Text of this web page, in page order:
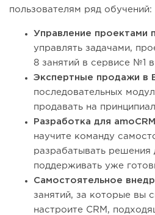
пользователям ряд обучений:
Управление проектами
управлять задачами,
8 занятий в сервисе №1
Экспертные продажи в
последовательных
продавать на
Разработка для
научите команду
разрабатывать решения
поддерживать уже
Самостоятельное
занятий, за которые вы
настроите CRM,